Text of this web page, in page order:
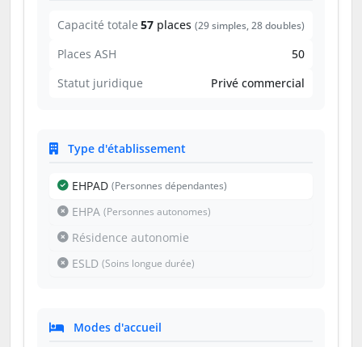
Capacité totale 57 places (29 simples, 28 doubles)
Places ASH
50
Statut juridique
Privé commercial
Type d'établissement
EHPAD (Personnes dépendantes)
EHPA (Personnes autonomes)
Résidence autonomie
ESLD (Soins longue durée)
Modes d'accueil